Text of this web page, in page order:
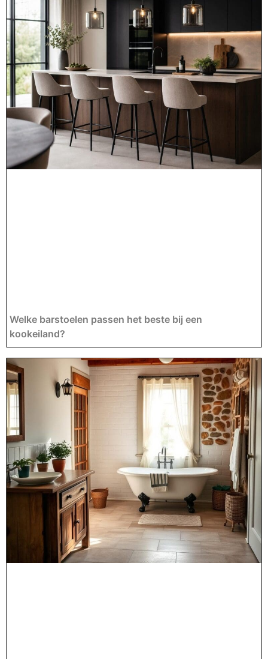
Welke barstoelen passen het beste bij een
kookeiland?